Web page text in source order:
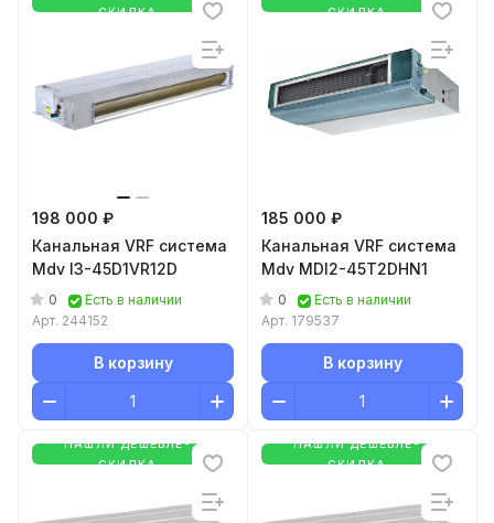
СКИДКА
198 000 ₽
Канальная VRF система
Mdv I3-45D1VR12D
0
Есть в наличии
Арт. 244152
В корзину
СКИДКА
185 000 ₽
Канальная VRF система
Mdv MDI2-45T2DHN1
0
Есть в наличии
Арт. 179537
В корзину
НАШЛИ ДЕШЕВЛЕ-
СКИДКА
НАШЛИ ДЕШЕВЛЕ-
СКИДКА